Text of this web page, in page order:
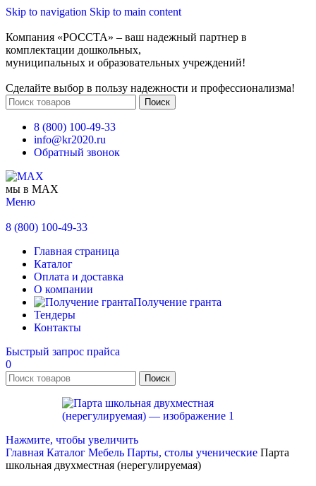
Skip to navigation Skip to main content
Компания «РОССТА» – ваш надежный партнер в
комплектации дошкольных,
муниципальных и образовательных учреждений!
Сделайте выбор в пользу надежности и профессионализма!
Поиск
8 (800) 100-49-33
info@kr2020.ru
Обратный звонок
мы в MAX
Меню
8 (800) 100-49-33
Главная страница
Каталог
Оплата и доставка
О компании
Получение гранта
Тендеры
Контакты
Быстрый запрос прайса
0
Поиск
Нажмите, чтобы увеличить
Главная Каталог Мебель Парты, столы ученические Парта
школьная двухместная (нерегулируемая)